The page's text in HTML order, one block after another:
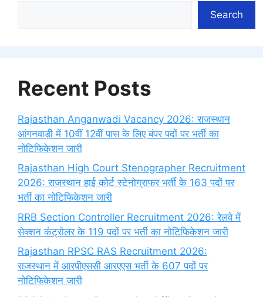
Search
Recent Posts
Rajasthan Anganwadi Vacancy 2026: राजस्थान
आंगनवाड़ी में 10वीं 12वीं पास के लिए बंपर पदों पर भर्ती का
नोटिफिकेशन जारी
Rajasthan High Court Stenographer Recruitment
2026: राजस्थान हाई कोर्ट स्टेनोग्राफर भर्ती के 163 पदों पर
भर्ती का नोटिफिकेशन जारी
RRB Section Controller Recruitment 2026: रेलवे में
सेक्शन कंट्रोलर के 119 पदों पर भर्ती का नोटिफिकेशन जारी
Rajasthan RPSC RAS Recruitment 2026:
राजस्थान में आरपीएससी आरएएस भर्ती के 607 पदों पर
नोटिफिकेशन जारी